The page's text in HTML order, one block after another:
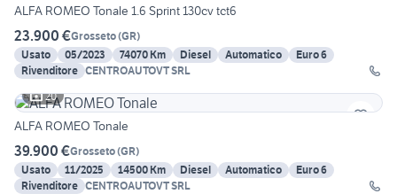
ALFA ROMEO Tonale 1.6 Sprint 130cv tct6
23.900 €Grosseto(GR)
Usato
05/2023 74070 Km Diesel Automatico
Euro 6
Rivenditore CENTROAUTOVT SRL
20
ALFA ROMEO Tonale
39.900 €Grosseto(GR)
Usato
11/2025 14500 Km Diesel Automatico
Euro 6
Rivenditore CENTROAUTOVT SRL